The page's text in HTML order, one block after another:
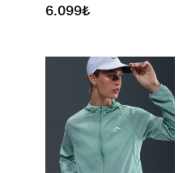
6.099₺